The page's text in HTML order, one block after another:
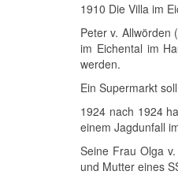
1910 Die Villa im
Peter v. Allwörden
im Eichental im
werden.
Ein Supermarkt
1924 nach 1924
einem Jagdunfall
Seine Frau Olga
und Mutter eines